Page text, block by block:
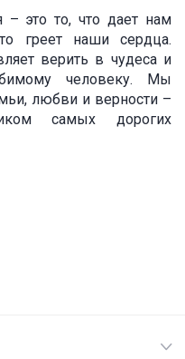
это то, что дает нам
греет наши сердца.
верить в чудеса и
человеку. Мы
любви и верности –
самых дорогих